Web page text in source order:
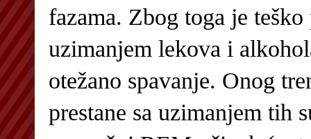
fazama. Zbog toga je
uzimanjem lekova i
otežano spavanje. Onog
prestane sa uzimanjem tih